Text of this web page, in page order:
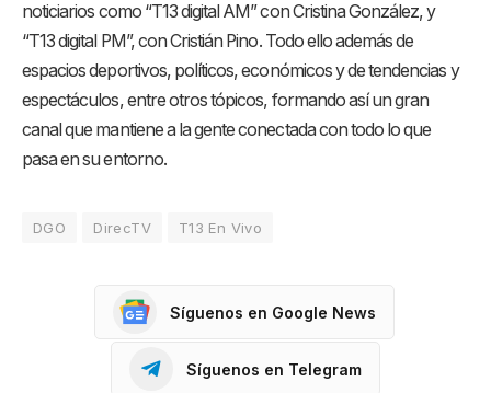
noticiarios como “T13 digital AM” con Cristina González, y
“T13 digital PM”, con Cristián Pino. Todo ello además de
espacios deportivos, políticos, económicos y de tendencias y
espectáculos, entre otros tópicos, formando así un gran
canal que mantiene a la gente conectada con todo lo que
pasa en su entorno.
DGO DirecTV T13 En Vivo
Síguenos en Google News
Síguenos en Telegram